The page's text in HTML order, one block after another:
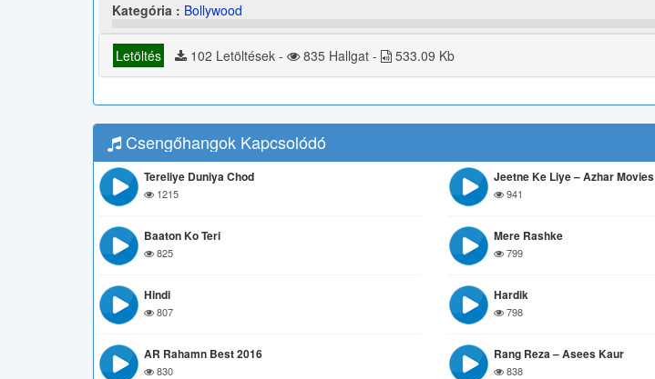
Kategória : Bollywood
Letöltés 102 Letöltések - 835 Hallgat - 533.09 Kb
Csengőhangok Kapcsolódó
Tereliye Duniya Chod
1215
Jeetne Ke Liye – Azhar Movies
941
Baaton Ko Teri
825
Mere Rashke
799
Hindi
807
Hardik
798
AR Rahamn Best 2016
830
Rang Reza – Asees Kaur
838